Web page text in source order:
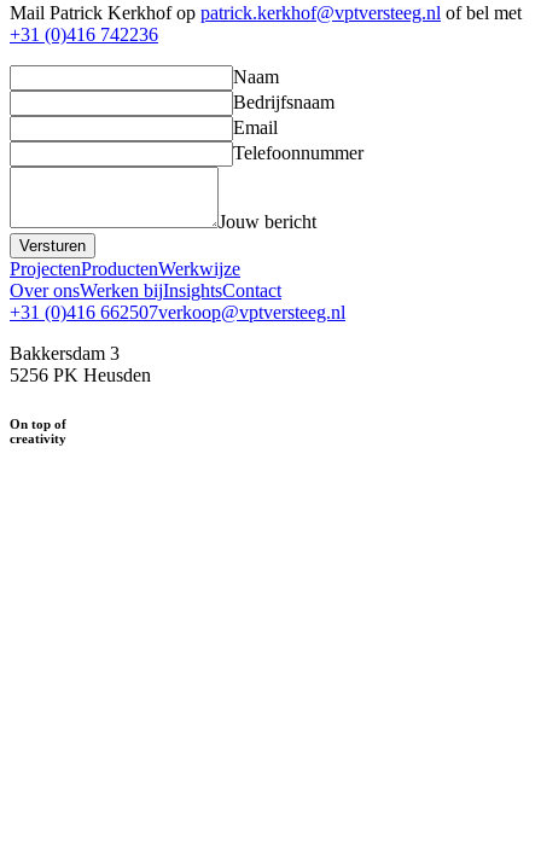
Mail Patrick Kerkhof op patrick.kerkhof@vptversteeg.nl of bel met
+31 (0)416 742236
Naam
Bedrijfsnaam
Email
Telefoonnummer
Jouw bericht
Versturen
ProjectenProductenWerkwijze
Over onsWerken bijInsightsContact
+31 (0)416 662507verkoop@vptversteeg.nl
Bakkersdam 3
5256 PK Heusden
On top of
creativity